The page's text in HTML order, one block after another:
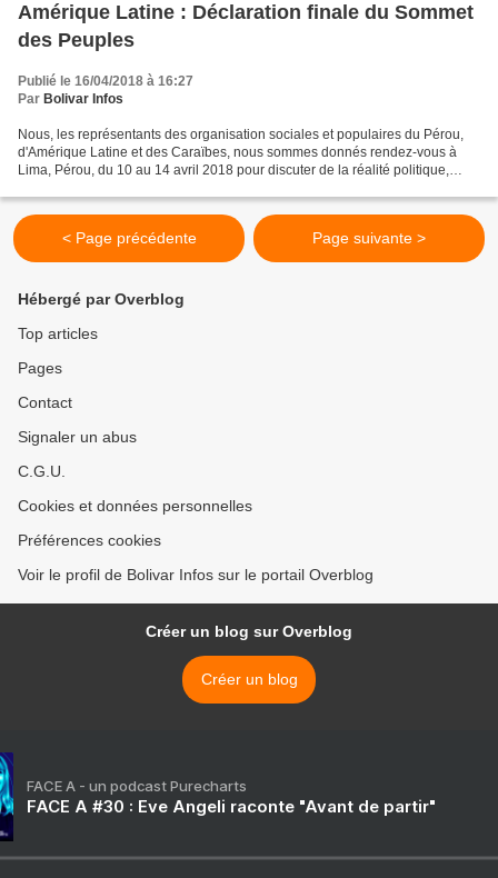
Amérique Latine : Déclaration finale du Sommet
des Peuples
Publié le 16/04/2018 à 16:27
Par Bolivar Infos
Nous, les représentants des organisation sociales et populaires du Pérou,
d'Amérique Latine et des Caraïbes, nous sommes donnés rendez-vous à
Lima, Pérou, du 10 au 14 avril 2018 pour discuter de la réalité politique,
< Page précédente Page suivante >
Hébergé par Overblog
Top articles
Pages
Contact
Signaler un abus
C.G.U.
Cookies et données personnelles
Préférences cookies
Voir le profil de Bolivar Infos sur le portail Overblog
Créer un blog sur Overblog
Créer un blog
FACE A - un podcast Purecharts
FACE A #30 : Eve Angeli raconte "Avant de partir"